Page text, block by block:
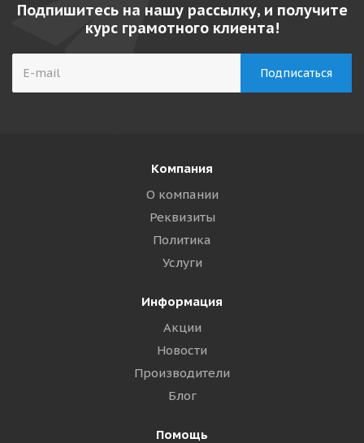
Подпишитесь на нашу рассылку, и получите
курс грамотного клиента!
Компания
О компании
Реквизиты
Политика
Услуги
Информация
Акции
Новости
Производители
Блог
Помощь